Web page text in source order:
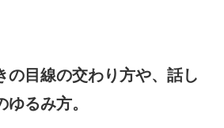
の目線の交わり方や、話し
るみ方。